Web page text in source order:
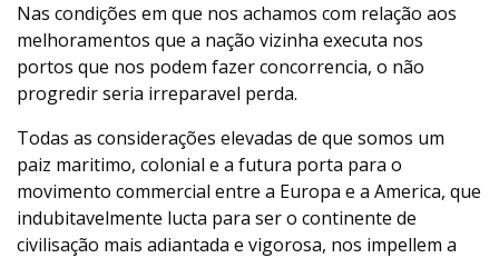
Nas condições em que nos achamos com relação aos
melhoramentos que a nação vizinha executa nos
portos que nos podem fazer concorrencia, o não
progredir seria irreparavel perda.
Todas as considerações elevadas de que somos um
paiz maritimo, colonial e a futura porta para o
movimento commercial entre a Europa e a America, que
indubitavelmente lucta para ser o continente de
civilisação mais adiantada e vigorosa, nos impellem a